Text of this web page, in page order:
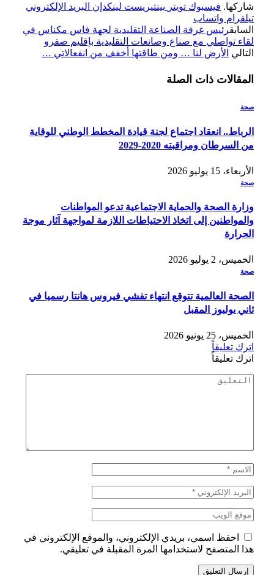
شاركها. فيسبوك تويتر بينتيريست لينكدإن البريد الإلكتروني
تيلقرام واتساب
السابقرئيس غرفة الصناعة التقليدية لجهة فاس مكناس في
لقاء تواصلي مع صناع وصانعات التقليدية بإقليم صفرو
التالي الأرض لنا … ومن طاقتها أخفف من انفعالاتي …
المقالات ذات الصلة
صحة
الرباط.. انعقاد اجتماع لجنة قيادة المخطط الوطني للوقاية
من السرطان ومراقبته 2020-2029
الأربعاء، 15 يوليو 2026
صحة
وزارة الصحة والحماية الاجتماعية تدعو المواطنات
والمواطنين إلى اتخاذ الاحتياطات اللازمة لمواجهة آثار موجة
الحرارة
الخميس، 2 يوليو 2026
صحة
الصحة العالمية تتوقع انتهاء تفشي فيروس هانتا رسميا في
ثاني يوليوز المقبل
الخميس، 25 يونيو 2026
اترك تعليقاً
اترك تعليقاً
احفظ اسمي، بريدي الإلكتروني، والموقع الإلكتروني في
هذا المتصفح لاستخدامها المرة المقبلة في تعليقي.